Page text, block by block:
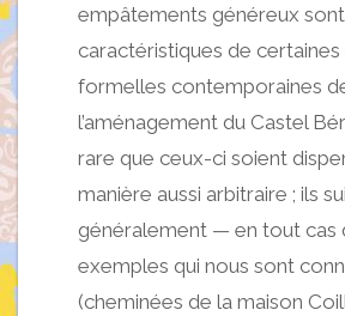
empâtements généreux sont
caractéristiques de
formelles contemporaines
l’aménagement du Castel
rare que ceux-ci soient
manière aussi arbitraire ; ils
généralement — en tout cas
exemples qui nous sont
(cheminées de la maison